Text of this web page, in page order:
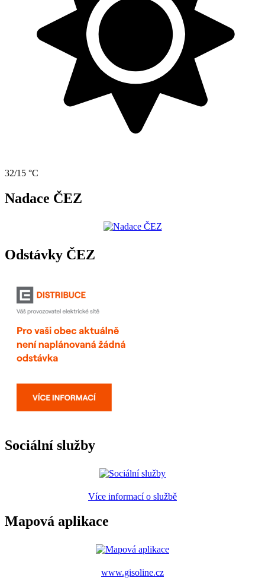
32/15 °C
Nadace ČEZ
Odstávky ČEZ
Sociální služby
Více informací o službě
Mapová aplikace
www.gisoline.cz